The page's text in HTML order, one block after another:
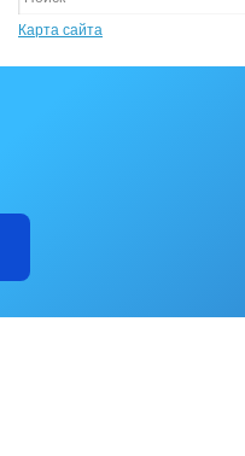
Карта сайта